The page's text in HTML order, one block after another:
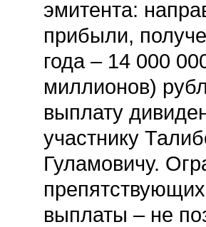
эмитента:
прибыли,
года – 14 000
миллионов)
выплату
участнику
Гуламовичу.
выплаты – не